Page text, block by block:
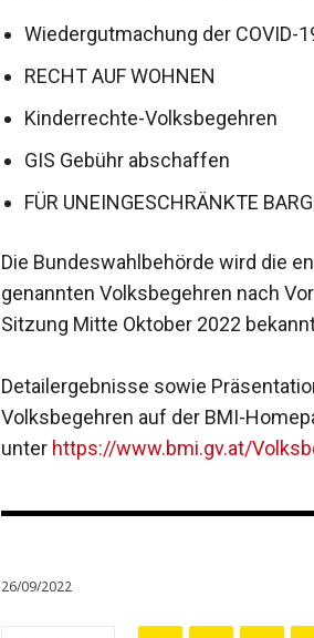
Wiedergutmachung der COVID-
RECHT AUF WOHNEN
Kinderrechte-Volksbegehren
GIS Gebühr abschaffen
FÜR UNEINGESCHRÄNKTE
Die Bundeswahlbehörde wird die
genannten Volksbegehren nach
Sitzung Mitte Oktober 2022
Detailergebnisse sowie
Volksbegehren auf der BMI-
unter https://www.bmi.gv.at/
26/09/2022